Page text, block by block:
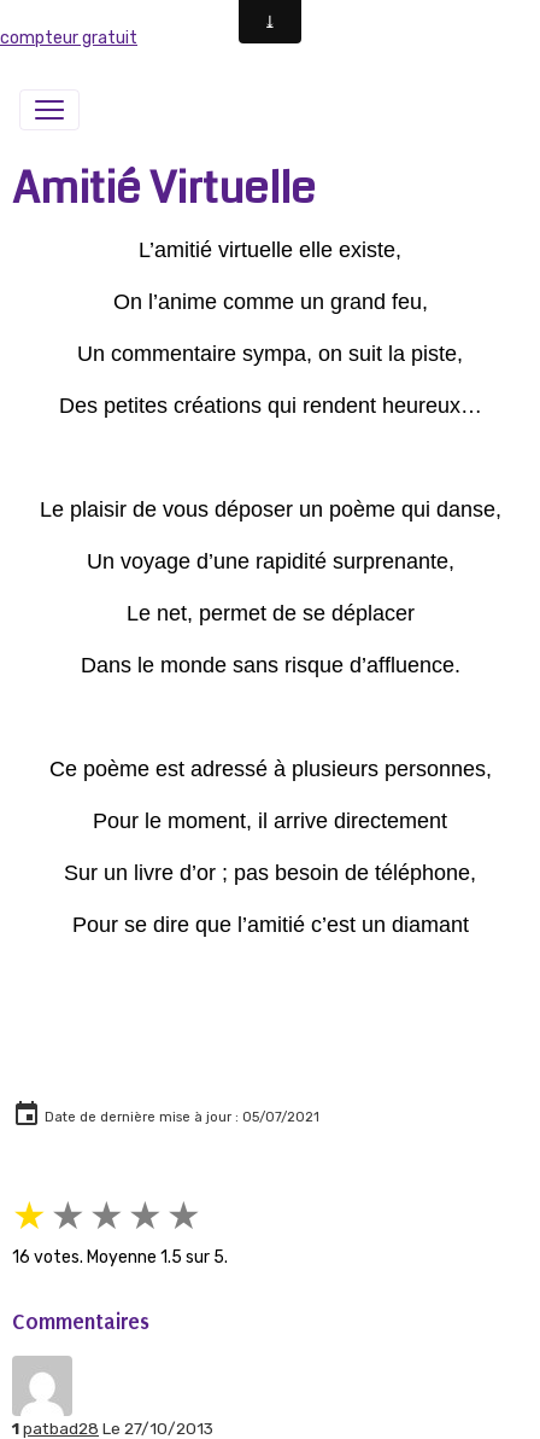
compteur gratuit
Amitié Virtuelle
L’amitié virtuelle elle existe,
On l’anime comme un grand feu,
Un commentaire sympa, on suit la piste,
Des petites créations qui rendent heureux…
Le plaisir de vous déposer un poème qui danse,
Un voyage d’une rapidité surprenante,
Le net, permet de se déplacer
Dans le monde sans risque d’affluence.
Ce poème est adressé à plusieurs personnes,
Pour le moment, il arrive directement
Sur un livre d’or ; pas besoin de téléphone,
Pour se dire que l’amitié c’est un diamant
Date de dernière mise à jour : 05/07/2021
★★ ★ ★ ★
16 votes. Moyenne 1.5 sur 5.
Commentaires
1patbad28 Le 27/10/2013